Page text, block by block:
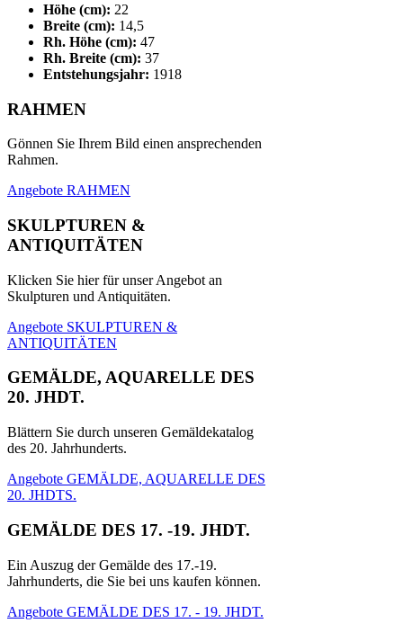
Höhe (cm): 22
Breite (cm): 14,5
Rh. Höhe (cm): 47
Rh. Breite (cm): 37
Entstehungsjahr: 1918
RAHMEN
Gönnen Sie Ihrem Bild einen ansprechenden
Rahmen.
Angebote RAHMEN
SKULPTUREN &
ANTIQUITÄTEN
Klicken Sie hier für unser Angebot an
Skulpturen und Antiquitäten.
Angebote SKULPTUREN &
ANTIQUITÄTEN
GEMÄLDE, AQUARELLE DES
20. JHDT.
Blättern Sie durch unseren Gemäldekatalog
des 20. Jahrhunderts.
Angebote GEMÄLDE, AQUARELLE DES
20. JHDTS.
GEMÄLDE DES 17. -19. JHDT.
Ein Auszug der Gemälde des 17.-19.
Jahrhunderts, die Sie bei uns kaufen können.
Angebote GEMÄLDE DES 17. - 19. JHDT.